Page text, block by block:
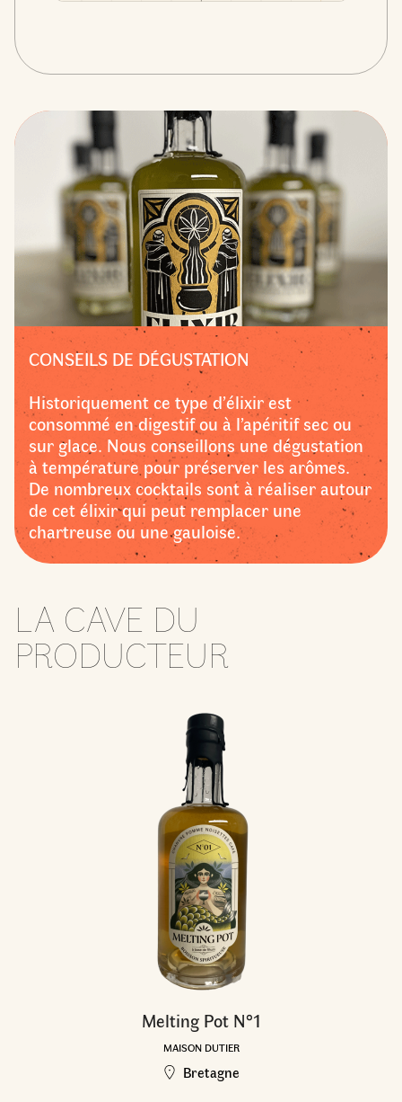
CONSEILS DE DÉGUSTATION
Historiquement ce type d’élixir est
consommé en digestif ou à l’apéritif sec ou
sur glace. Nous conseillons une dégustation
à température pour préserver les arômes.
De nombreux cocktails sont à réaliser autour
de cet élixir qui peut remplacer une
chartreuse ou une gauloise.
LA CAVE DU
PRODUCTEUR
Melting Pot N°1
MAISON DUTIER
Bretagne